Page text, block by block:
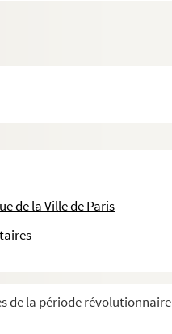
de la Ville de Paris
de la période révolutionnaire